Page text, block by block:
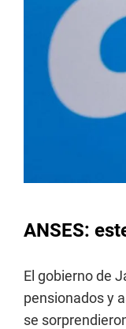
ANSES:
El gobierno de
pensionados y
se